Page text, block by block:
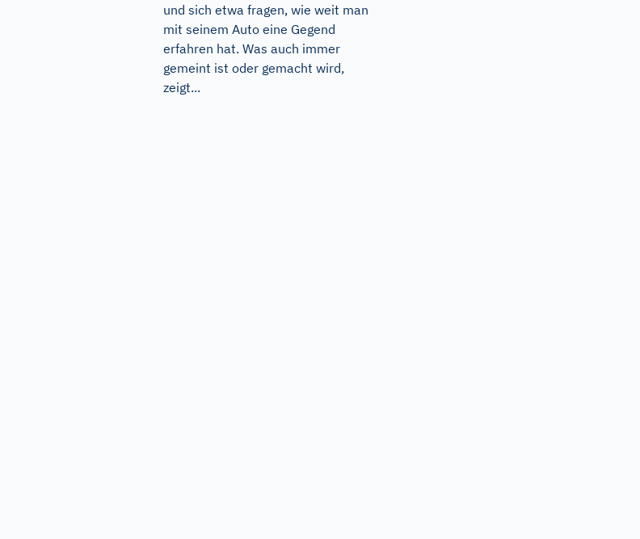
und sich etwa fragen, wie weit man
mit seinem Auto eine Gegend
erfahren hat. Was auch immer
gemeint ist oder gemacht wird,
zeigt...